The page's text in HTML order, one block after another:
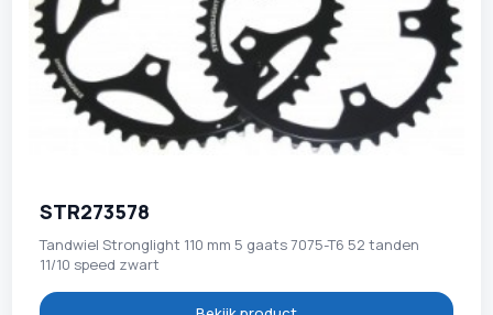
STR273578
Tandwiel Stronglight 110 mm 5 gaats 7075-T6 52 tanden
11/10 speed zwart